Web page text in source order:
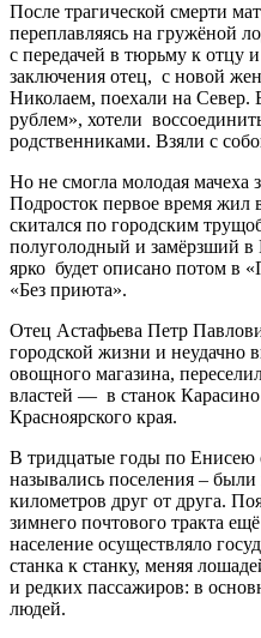
После трагической смерти
переплавляясь на гружёной
с передачей в тюрьму к отцу
заключения отец, с новой
Николаем, поехали на Север.
рублем», хотели
родственниками. Взяли с
Но не смогла молодая мачеха
Подросток первое время жил
скитался по городским
полуголодный и замёрзший в
ярко будет описано потом в
«Без приюта».
Отец Астафьева Петр
городской жизни и неудачно
овощного магазина,
властей — в станок
Красноярского края.
В тридцатые годы по Енисею
назывались поселения – были
километров друг от друга.
зимнего почтового тракта
население осуществляло
станка к станку, меняя
и редких пассажиров: в
людей.